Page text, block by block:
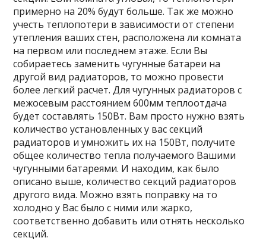
примерно на 20% будут больше. Так же можно
учесть теплопотери в зависимости от степени
утепления ваших стен, расположена ли комната
на первом или последнем этаже. Если Вы
собираетесь заменить чугунные батареи на
другой вид радиаторов, то можно провести
более легкий расчет. Для чугунных радиаторов с
межосевым расстоянием 600мм теплоотдача
будет составлять 150Вт. Вам просто нужно взять
количество установленных у вас секций
радиаторов и умножить их на 150Вт, получите
общее количество тепла получаемого Вашими
чугунными батареями. И находим, как было
описано выше, количество секций радиаторов
другого вида. Можно взять поправку на то
холодно у Вас было с ними или жарко,
соответственно добавить или отнять несколько
секций.